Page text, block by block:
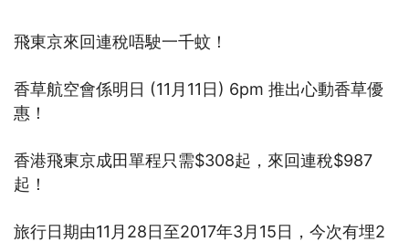
飛東京來回連稅唔駛一千蚊！
香草航空會係明日 (11月11日) 6pm 推出心動香草優
惠！
香港飛東京成田單程只需$308起，來回連稅$987
起！
旅行日期由11月28日至2017年3月15日，今次有埋2